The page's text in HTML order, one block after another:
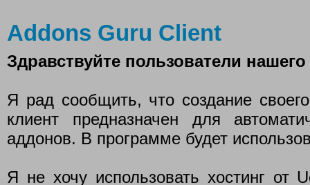
Addons Guru Client
Здравствуйте пользователи нашего
Я рад сообщить, что создание
клиент предназначен для
аддонов. В программе будет
Я не хочу использовать хостинг